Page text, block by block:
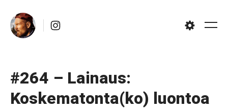
content
Instagram
#264 – Lainaus:
Koskematonta(ko) luontoa